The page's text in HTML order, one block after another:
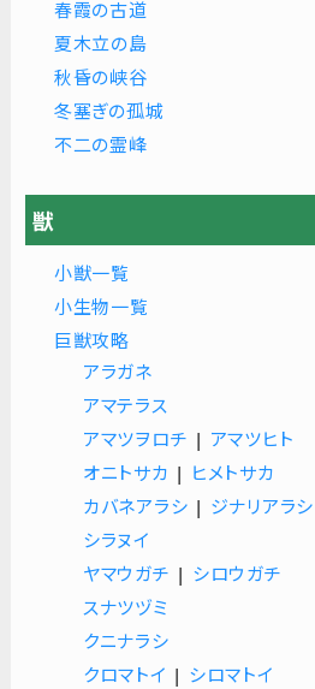
春霞の古道
夏木立の島
秋昏の峡谷
冬塞ぎの孤城
不二の霊峰
獣
小獣一覧
小生物一覧
巨獣攻略
アラガネ
アマテラス
アマツヲロチ | アマツヒト
オニトサカ | ヒメトサカ
カバネアラシ | ジナリアラシ
シラヌイ
ヤマウガチ | シロウガチ
スナツヅミ
クニナラシ
クロマトイ | シロマトイ